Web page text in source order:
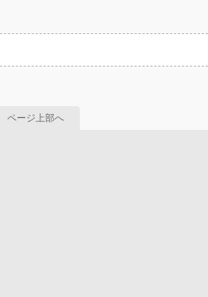
ページ上部へ